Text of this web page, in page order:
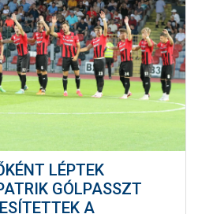
LÉPTEK
GÓLPASSZT
A